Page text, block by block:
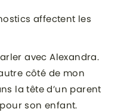
affectent les
avec Alexandra.
côté de mon
la tête d’un parent
son enfant.